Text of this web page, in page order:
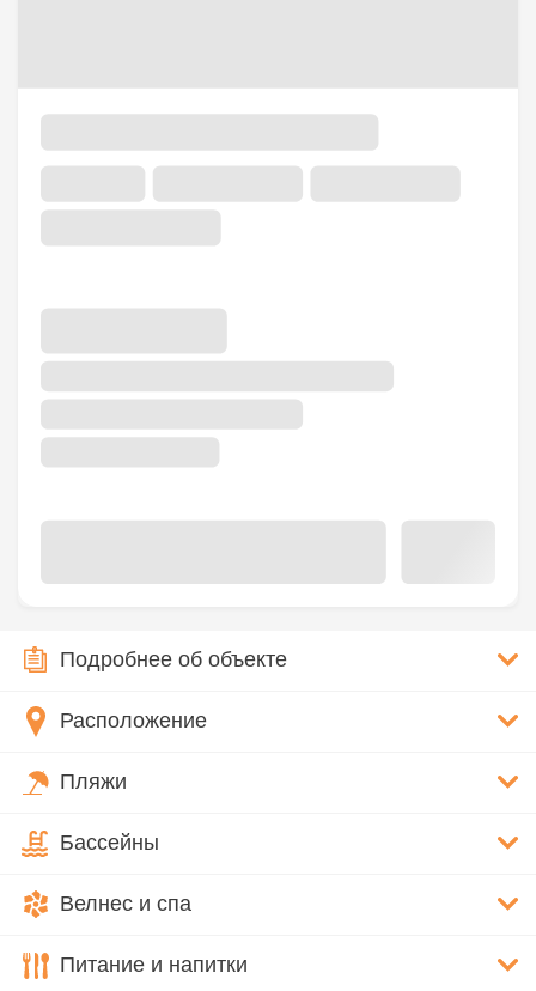
Подробнее об объекте
Расположение
Пляжи
Бассейны
Велнес и спа
Питание и напитки